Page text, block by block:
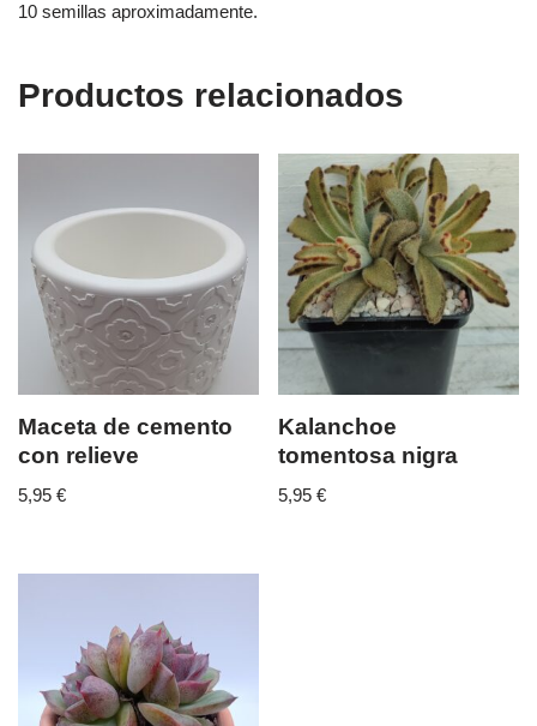
10 semillas aproximadamente.
Productos relacionados
Maceta de cemento
con relieve
5,95 €
Kalanchoe
tomentosa nigra
5,95€